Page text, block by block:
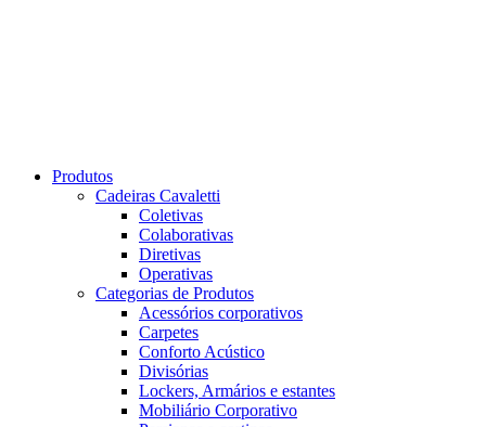
Produtos
Cadeiras Cavaletti
Coletivas
Colaborativas
Diretivas
Operativas
Categorias de Produtos
Acessórios corporativos
Carpetes
Conforto Acústico
Divisórias
Lockers, Armários e estantes
Mobiliário Corporativo